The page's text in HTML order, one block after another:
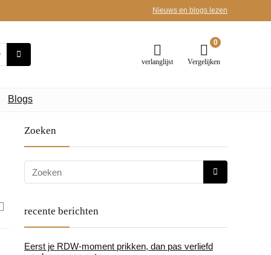
Nieuws en blogs lezen
verlanglijst
0
Vergelijken
Blogs
Zoeken
recente berichten
Eerst je RDW-moment prikken, dan pas verliefd